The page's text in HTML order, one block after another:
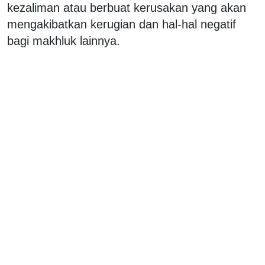
kezaliman atau berbuat kerusakan yang akan
mengakibatkan kerugian dan hal-hal negatif
bagi makhluk lainnya.